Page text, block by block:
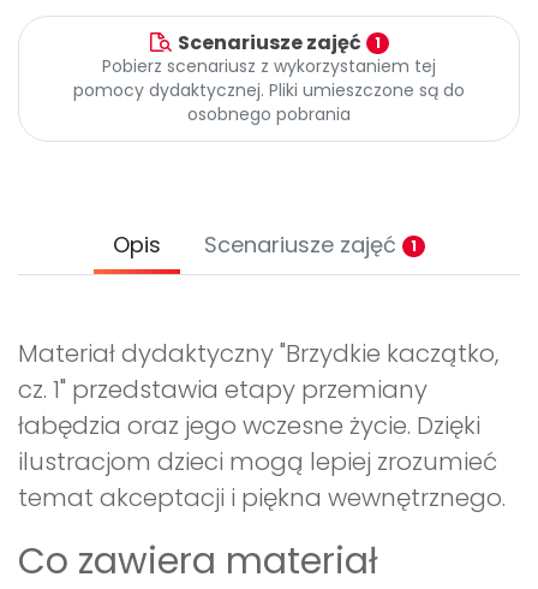
Scenariusze zajęć 1
Pobierz scenariusz z wykorzystaniem tej
pomocy dydaktycznej. Pliki umieszczone są do
osobnego pobrania
Opis Scenariusze zajęć 1
Materiał dydaktyczny "Brzydkie kaczątko,
cz. 1" przedstawia etapy przemiany
łabędzia oraz jego wczesne życie. Dzięki
ilustracjom dzieci mogą lepiej zrozumieć
temat akceptacji i piękna wewnętrznego.
Co zawiera materiał